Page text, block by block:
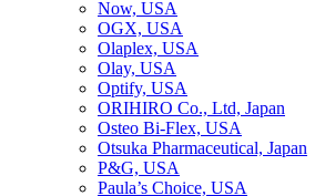
Now, USA
OGX, USA
Olaplex, USA
Olay, USA
Optify, USA
ORIHIRO Co., Ltd, Japan
Osteo Bi-Flex, USA
Otsuka Pharmaceutical, Japan
P&G, USA
Paula’s Choice, USA